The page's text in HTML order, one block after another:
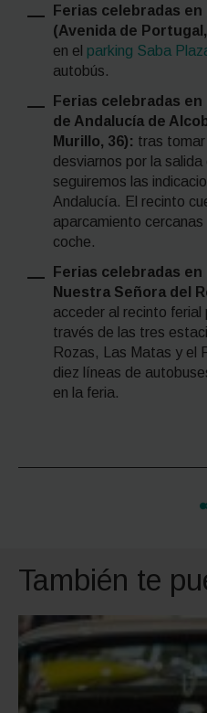
Ferias celebradas en
(Avenida de
en el parking Saba
autobús.
Ferias celebradas
de Andalucía de
Murillo, 36): tras tomar
desviarnos por la
seguiremos las
Andalucía. El recinto
aparcamiento
coche.
Ferias celebradas
Nuestra Señora del
acceder al recinto ferial
través de las tres
Rozas, Las Matas y el
diez líneas de
en la feria.
También te